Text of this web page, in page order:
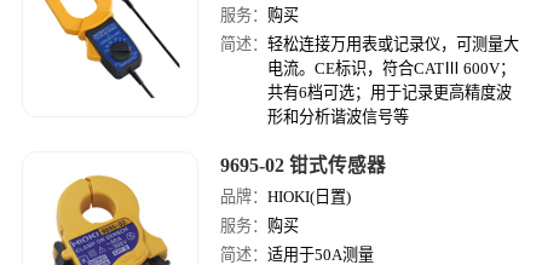
服务： 购买
简述：轻松连接万用表或记录仪，可测量大
电流。CE标识，符合CATⅢ 600V；
共有6档可选；用于记录更高精度波
形和分析谐波信号等
9695-02 钳式传感器
品牌：HIOKI(日置)
服务： 购买
简述：适用于50A测量